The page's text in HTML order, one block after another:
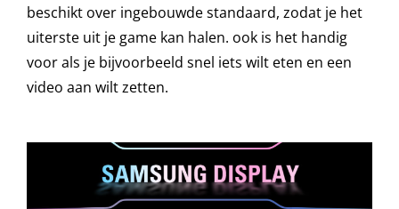
beschikt over ingebouwde standaard, zodat je het
uiterste uit je game kan halen. ook is het handig
voor als je bijvoorbeeld snel iets wilt eten en een
video aan wilt zetten.